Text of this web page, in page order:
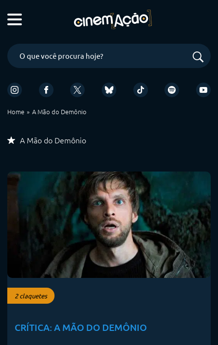
Home A Mão do Demônio
A Mão do Demônio
2 claquetes
CRÍTICA: A MÃO DO DEMÔNIO